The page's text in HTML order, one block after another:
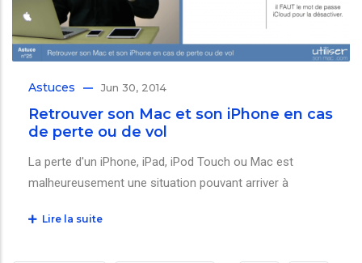
Astuces Jun 30, 2014
Retrouver son Mac et son iPhone en cas
de perte ou de vol
La perte d'un iPhone, iPad, iPod Touch ou Mac est
malheureusement une situation pouvant arriver à
Lire la suite